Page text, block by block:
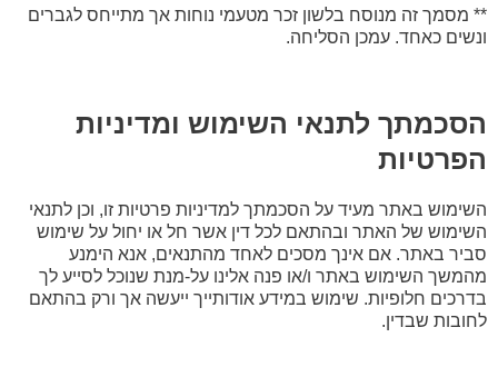
** מסמך זה מנוסח בלשון זכר מטעמי נוחות אך מתייחס לגברים
ונשים כאחד. עמכן הסליחה.
הסכמתך לתנאי השימוש ומדיניות
הפרטיות
השימוש באתר מעיד על הסכמתך למדיניות פרטיות זו, וכן לתנאי
השימוש של האתר ובהתאם לכל דין אשר חל או יחול על שימוש
סביר באתר. אם אינך מסכים לאחד מהתנאים, אנא הימנע
מהמשך השימוש באתר ו/או פנה אלינו על-מנת שנוכל לסייע לך
בדרכים חלופיות. שימוש במידע אודותייך ייעשה אך ורק בהתאם
לחובות שבדין.